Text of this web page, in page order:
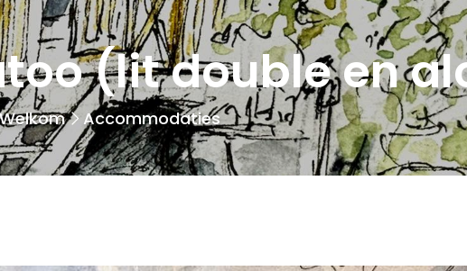
(lit double en
Accommodaties